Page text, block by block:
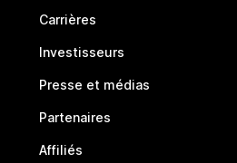
Carrières
Investisseurs
Presse et médias
Partenaires
Affiliés